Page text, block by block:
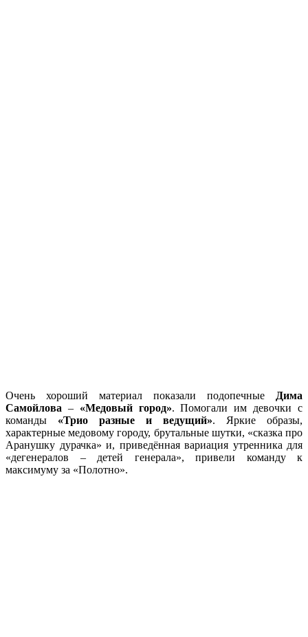
Очень хороший материал показали подопечные Дима
Самойлова – «Медовый город». Помогали им девочки с
команды «Трио разные и ведущий». Яркие образы,
характерные медовому городу, брутальные шутки, «сказка про
Аранушку дурачка» и, приведённая вариация утренника для
«дегенералов – детей генерала», привели команду к
максимуму за «Полотно».